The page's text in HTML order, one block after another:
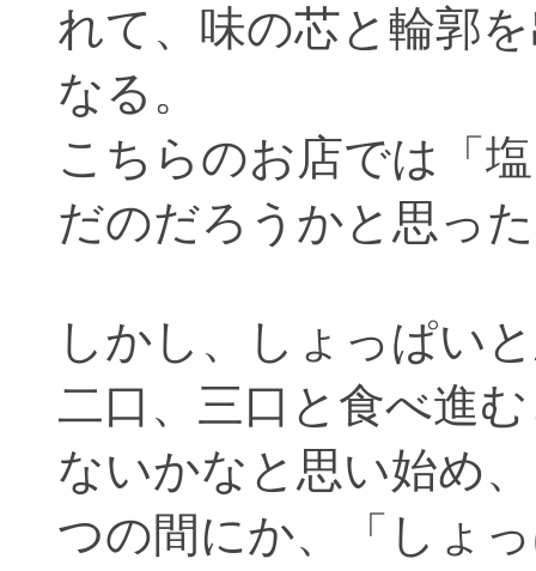
れて、味の芯と輪郭
なる。
こちらのお店では「
だのだろうかと思っ
しかし、しょっぱい
二口、三口と食べ進
ないかなと思い始め
つの間にか、「しょ